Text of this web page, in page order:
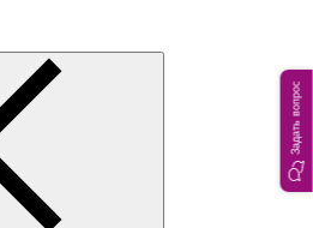
Задать вопрос